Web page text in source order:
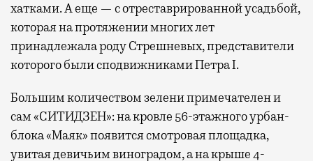
хатками. А еще — с отреставрированной усадьбой,
которая на протяжении многих лет
принадлежала роду Стрешневых, представители
которого были сподвижниками Петра I.
Большим количеством зелени примечателен и
сам «СИТИДЗЕН»: на кровле 56-этажного урбан-
блока «Маяк» появится смотровая площадка,
увитая девичьим виноградом, а на крыше 4-